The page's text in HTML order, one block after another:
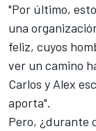
"Por último,
una
feliz, cuyos
ver un camino
Carlos y Alex
aporta".
Pero, ¿durante